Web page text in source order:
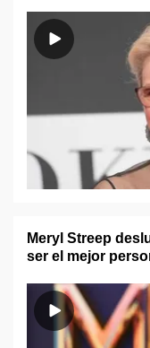
Meryl Streep
ser el mejor